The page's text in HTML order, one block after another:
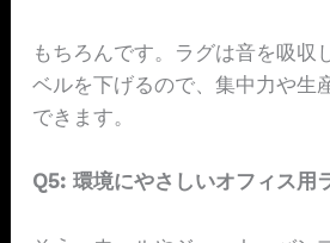
もちろんです。ラグは音を吸収
ベルを下げるので、集中力や生
できます。
Q5: 環境にやさしいオフィス用